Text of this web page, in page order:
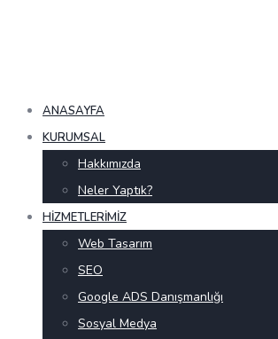
ANASAYFA
KURUMSAL
Hakkımızda
Neler Yaptık?
HIZMETLERIMIZ
Web Tasarım
SEO
Google ADS Danışmanlığı
Sosyal Medya